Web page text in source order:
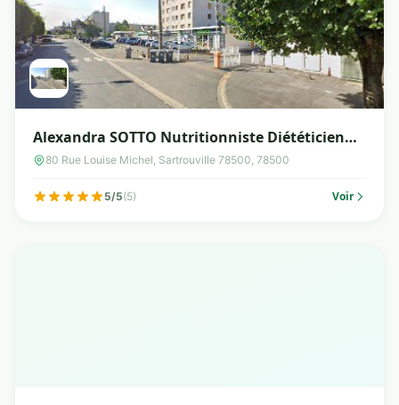
Alexandra SOTTO Nutritionniste Diététicienne
SARTROUVILLE (78500)
80 Rue Louise Michel, Sartrouville 78500, 78500
5/5(5) Voir